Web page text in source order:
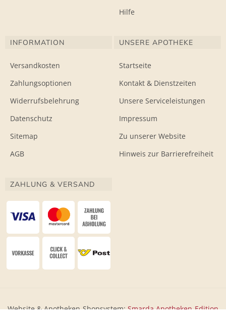
Hilfe
INFORMATION
Versandkosten
Zahlungsoptionen
Widerrufsbelehrung
Datenschutz
Sitemap
AGB
UNSERE APOTHEKE
Startseite
Kontakt & Dienstzeiten
Unsere Serviceleistungen
Impressum
Zu unserer Website
Hinweis zur Barrierefreiheit
ZAHLUNG & VERSAND
Website & Apotheken-Shopsystem:Smarda Apotheken-Edition